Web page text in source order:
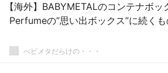
【海外】BABYMETALのコンテナボッ
Perfumeの”思い出ボックス”に続く
べビメタだらけの・・・